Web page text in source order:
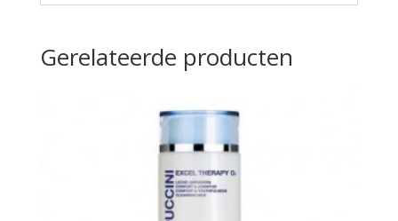
Gerelateerde producten